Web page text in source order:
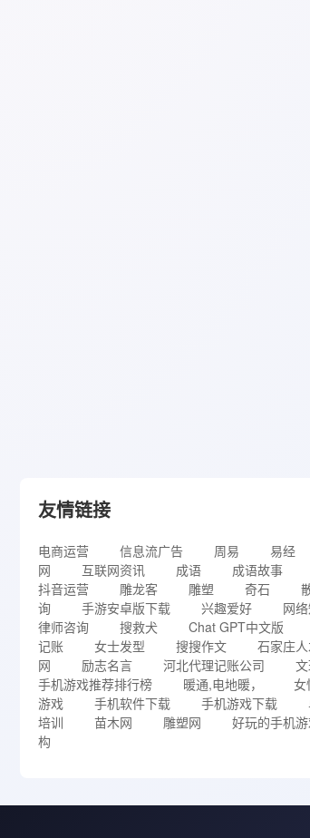
友情链接
电商运营 信息流广告 周易 易经
网
互联网资讯 成语 成语故事
抖音运营
雕龙客 雕塑 奇石
询
手游安卓版下载 兴趣爱好 网
律师咨询
搜救犬 Chat GPT中文版
记账
女士发型 搜搜作文 石家庄
网
励志名言 河北代理记账公司
手机游戏推荐排行榜
暖通,电地暖， 女
游戏
手机软件下载 手机游戏下载
培训
苗木网 雕塑网 好玩的手机
构